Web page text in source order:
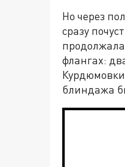
Но через
сразу
флангах:
блиндажа